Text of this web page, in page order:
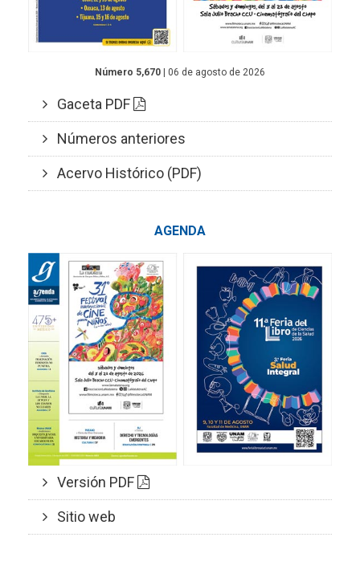
Número 5,670 | 06 de agosto de 2026
Gaceta PDF
Números anteriores
Acervo Histórico (PDF)
AGENDA
Versión PDF
Sitio web